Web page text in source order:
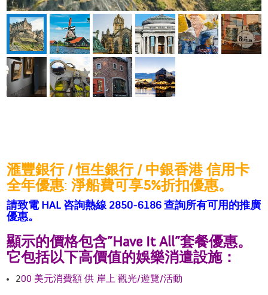
滙豐銀行/恒生銀行 / 中銀香港 信用卡
全年優惠: 淨船費可享5%折扣優惠。
請致電 HAL 咨詢熱線 2850-6186 查詢所有可用的推廣
優惠。
顯示的價格包含”Have It All”套餐優惠。
它包括以下高價值的娛樂消遣設施：
200 美元消費額 供 岸上 觀光/遊覽/活動